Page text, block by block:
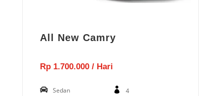
All New Camry
Rp 1.700.000 / Hari
Sedan 4